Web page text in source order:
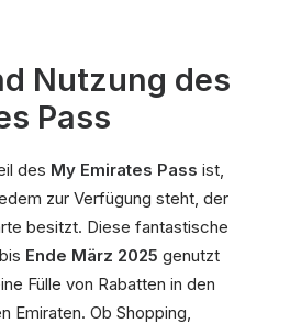
Nutzung des
Pass
des My Emirates Pass ist,
zur Verfügung steht, der
besitzt. Diese fantastische
Ende März 2025 genutzt
Fülle von Rabatten in den
Emiraten. Ob Shopping,